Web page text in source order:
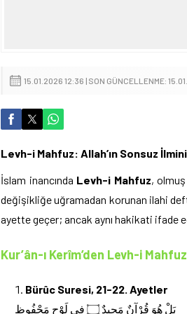
15.01.2026 12:36 | SON GÜNCELLENME:
Levh-i Mahfuz: Allah’ın Sonsuz
İslam inancında Levh-i Mahfuz,
değişikliğe uğramadan korunan ilahi
ayette geçer; ancak aynı hakikati ifade
Kur’ân-ı Kerîm’den Levh-i
Bürûc Suresi, 21-22. Ayetler
بَلْ هُوَ قُرْآنٌ مَجِيدٌ ۝ فِي لَوْحٍ مَحْفُوظٍ